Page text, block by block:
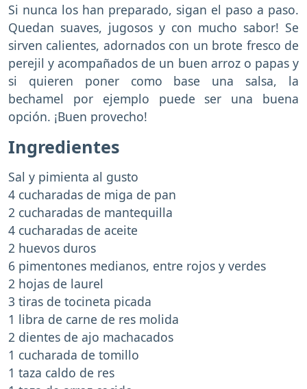
Si nunca los han preparado, sigan el paso a paso.
Quedan suaves, jugosos y con mucho sabor! Se
sirven calientes, adornados con un brote fresco de
perejil y acompañados de un buen arroz o papas y
si quieren poner como base una salsa, la
bechamel por ejemplo puede ser una buena
opción. ¡Buen provecho!
Ingredientes
Sal y pimienta al gusto
4 cucharadas de miga de pan
2 cucharadas de mantequilla
4 cucharadas de aceite
2 huevos duros
6 pimentones medianos, entre rojos y verdes
2 hojas de laurel
3 tiras de tocineta picada
1 libra de carne de res molida
2 dientes de ajo machacados
1 cucharada de tomillo
1 taza caldo de res